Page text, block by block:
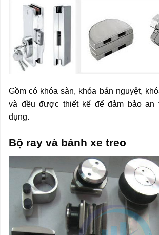
Gồm có khóa sàn, khóa bán nguyệt,
và đều được thiết kế để đảm bảo an
dụng.
Bộ ray và bánh xe treo